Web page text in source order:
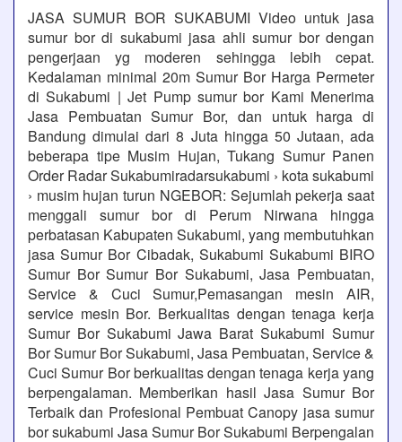
JASA SUMUR BOR SUKABUMI Video untuk jasa
sumur bor di sukabumi jasa ahli sumur bor dengan
pengerjaan yg moderen sehingga lebih cepat.
Kedalaman minimal 20m Sumur Bor Harga Permeter
di Sukabumi | Jet Pump sumur bor Kami Menerima
Jasa Pembuatan Sumur Bor, dan untuk harga di
Bandung dimulai dari 8 Juta hingga 50 Jutaan, ada
beberapa tipe Musim Hujan, Tukang Sumur Panen
Order Radar Sukabumiradarsukabumi › kota sukabumi
› musim hujan turun NGEBOR: Sejumlah pekerja saat
menggali sumur bor di Perum Nirwana hingga
perbatasan Kabupaten Sukabumi, yang membutuhkan
jasa Sumur Bor Cibadak, Sukabumi Sukabumi BIRO
Sumur Bor Sumur Bor Sukabumi, Jasa Pembuatan,
Service & Cuci Sumur,Pemasangan mesin AIR,
service mesin Bor. Berkualitas dengan tenaga kerja
Sumur Bor Sukabumi Jawa Barat Sukabumi Sumur
Bor Sumur Bor Sukabumi, Jasa Pembuatan, Service &
Cuci Sumur Bor berkualitas dengan tenaga kerja yang
berpengalaman. Memberikan hasil Jasa Sumur Bor
Terbaik dan Profesional Pembuat Canopy jasa sumur
bor sukabumi Jasa Sumur Bor Sukabumi Berpengalan